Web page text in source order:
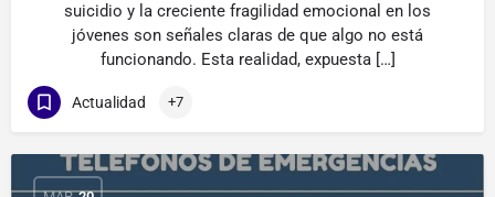
suicidio y la creciente fragilidad emocional en los
jóvenes son señales claras de que algo no está
funcionando. Esta realidad, expuesta […]
Actualidad +7